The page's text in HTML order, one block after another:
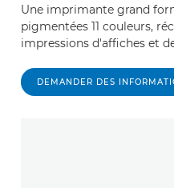
Une imprimante grand
pigmentées 11 couleurs,
impressions d'affiches et
DEMANDER DES